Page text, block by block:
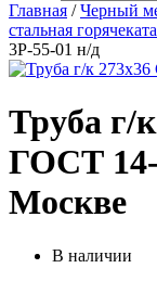
Главная /Черный
стальная
3Р-55-01 н/д
Труба г/
ГОСТ 14-
Москве
В наличии